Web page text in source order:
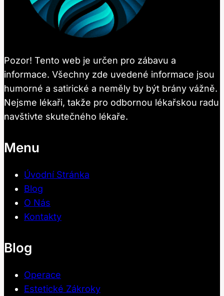
Pozor! Tento web je určen pro zábavu a
informace. Všechny zde uvedené informace jsou
humorné a satirické a neměly by být brány vážně.
Nejsme lékaři, takže pro odbornou lékařskou radu
navštivte skutečného lékaře.
Menu
Úvodní Stránka
Blog
O Nás
Kontakty
Blog
Operace
Estetické Zákroky